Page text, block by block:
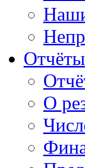
Отчёты
О